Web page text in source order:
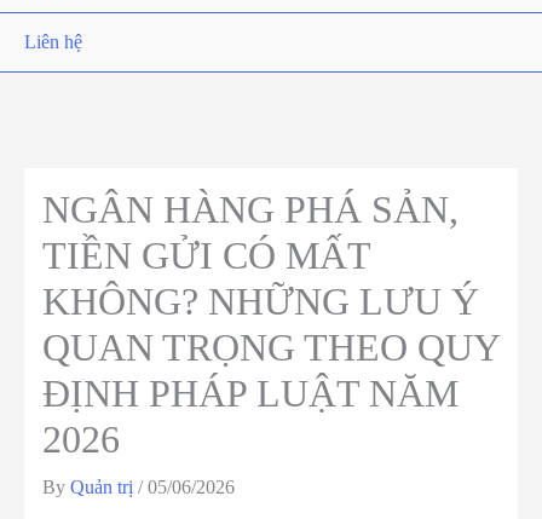
Liên hệ
NGÂN HÀNG PHÁ SẢN,
TIỀN GỬI CÓ MẤT
KHÔNG? NHỮNG LƯU Ý
QUAN TRỌNG THEO QUY
ĐỊNH PHÁP LUẬT NĂM
2026
By Quản trị /05/06/2026